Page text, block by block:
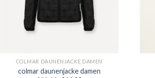
COLMAR DAUNENJACKE DAMEN
colmar daunenjacke damen